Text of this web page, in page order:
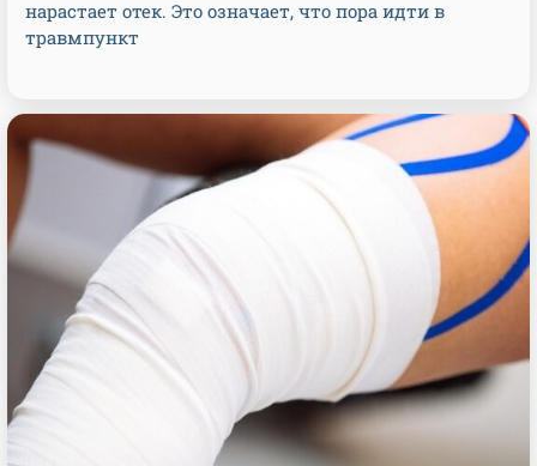
нарастает отек. Это означает, что пора идти в
травмпункт